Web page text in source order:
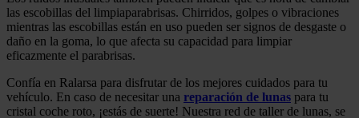
las escobillas del limpiaparabrisas. Chirridos, golpes o vibraciones
mientras las escobillas están en uso pueden ser signos de desgaste o
daño en la goma, lo que afecta su capacidad para limpiar
eficazmente el parabrisas.
Confía en Ralarsa para disfrutar de los mejores cuidados para tu
vehículo. En caso de necesitar una reparación de lunas para tu
cristal coche roto, ¡estás de suerte! Nuestra red de taller de lunas, se